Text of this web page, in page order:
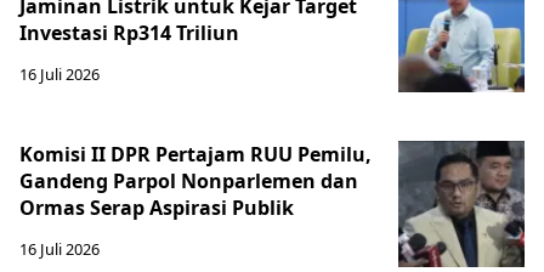
Jaminan Listrik untuk Kejar Target
Investasi Rp314 Triliun
16 Juli 2026
Komisi II DPR Pertajam RUU Pemilu,
Gandeng Parpol Nonparlemen dan
Ormas Serap Aspirasi Publik
16 Juli 2026